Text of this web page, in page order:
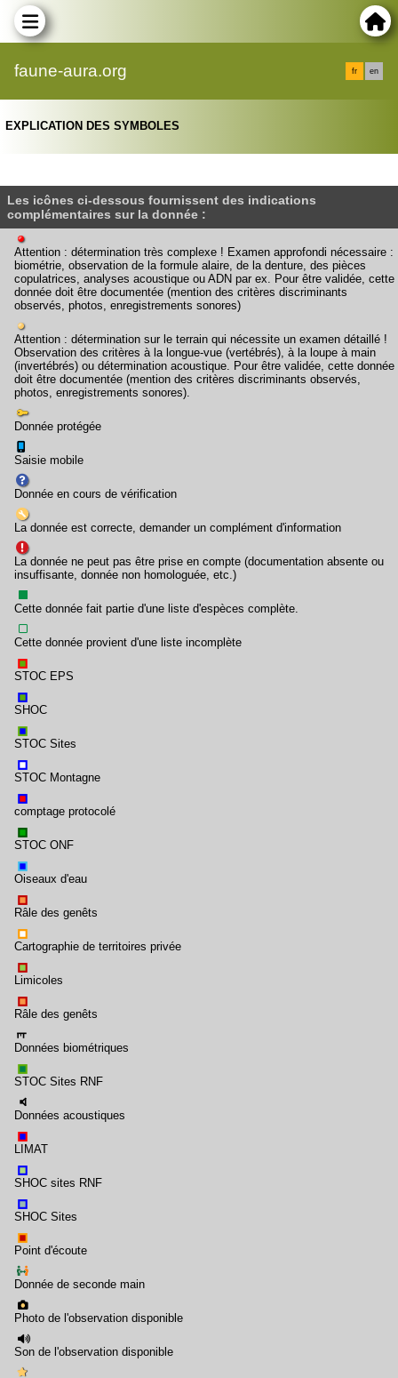
faune-aura.org fr en
EXPLICATION DES SYMBOLES
Les icônes ci-dessous fournissent des indications
complémentaires sur la donnée :
Attention : détermination très complexe ! Examen approfondi nécessaire :
biométrie, observation de la formule alaire, de la denture, des pièces
copulatrices, analyses acoustique ou ADN par ex. Pour être validée, cette
donnée doit être documentée (mention des critères discriminants
observés, photos, enregistrements sonores)
Attention : détermination sur le terrain qui nécessite un examen détaillé !
Observation des critères à la longue-vue (vertébrés), à la loupe à main
(invertébrés) ou détermination acoustique. Pour être validée, cette donnée
doit être documentée (mention des critères discriminants observés,
photos, enregistrements sonores).
Donnée protégée
Saisie mobile
Donnée en cours de vérification
La donnée est correcte, demander un complément d'information
La donnée ne peut pas être prise en compte (documentation absente ou
insuffisante, donnée non homologuée, etc.)
Cette donnée fait partie d'une liste d'espèces complète.
Cette donnée provient d'une liste incomplète
STOC EPS
SHOC
STOC Sites
STOC Montagne
comptage protocolé
STOC ONF
Oiseaux d'eau
Râle des genêts
Cartographie de territoires privée
Limicoles
Râle des genêts
Données biométriques
STOC Sites RNF
Données acoustiques
LIMAT
SHOC sites RNF
SHOC Sites
Point d'écoute
Donnée de seconde main
Photo de l'observation disponible
Son de l'observation disponible